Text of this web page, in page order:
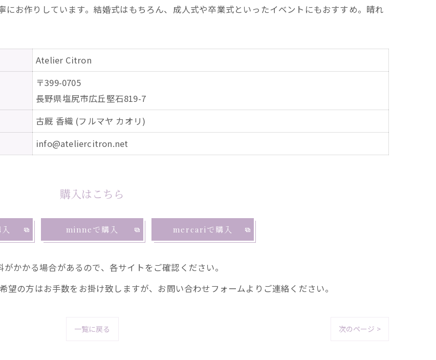
お作りしています。結婚式はもちろん、成人式や卒業式といったイベントにもおすすめ。晴れ
Atelier Citron
〒399-0705
長野県塩尻市広丘堅石819-7
古厩 香織 (フルマヤ カオリ)
info@ateliercitron.net
購入はこちら
minneで購入 mercariで購入
かかる場合があるので、各サイトをご確認ください。
の方はお手数をお掛け致しますが、お問い合わせフォームよりご連絡ください。
一覧に戻る 次のページ >